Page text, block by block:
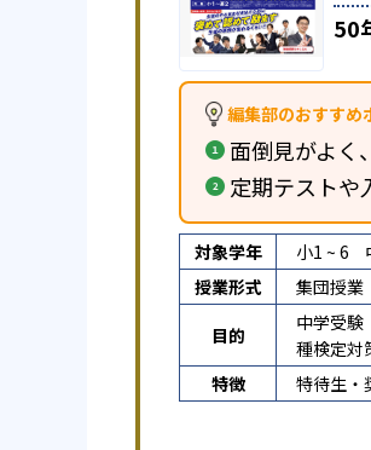
50
編集部のおすすめ
面倒見がよく
定期テストや
対象学年 小1 ~ 6
授業形式
集団授業
目的
中学受験
種検定対
特徴
特待生・